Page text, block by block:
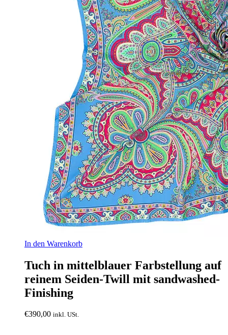
In den Warenkorb
Tuch in mittelblauer Farbstellung auf
reinem Seiden-Twill mit sandwashed-
Finishing
€390,00 inkl. USt.